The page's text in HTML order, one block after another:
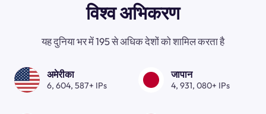
विश्व अभिकरण
यह दुनिया भर में 195 से अधिक देशों को शामिल करता है
अमेरीका
6, 604, 587+ IPs
जापान
4, 931, 080+ IPs